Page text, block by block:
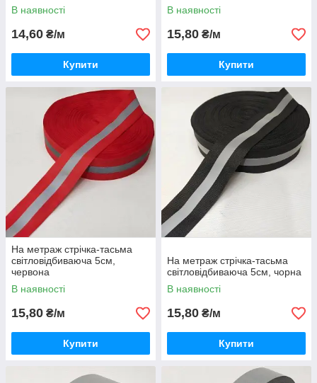
В наявності
14,60 ₴/м
Купити
В наявності
15,80 ₴/м
Купити
На метраж стрічка-тасьма
світловідбиваюча 5см,
червона
В наявності
15,80 ₴/м
Купити
На метраж стрічка-тасьма
світловідбиваюча 5см, чорна
В наявності
15,80 ₴/м
Купити